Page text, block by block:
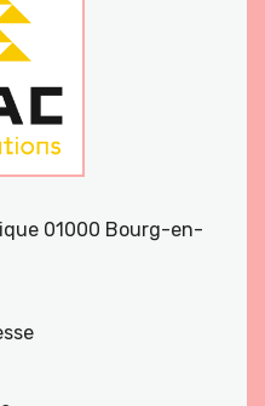
01000 Bourg-en-